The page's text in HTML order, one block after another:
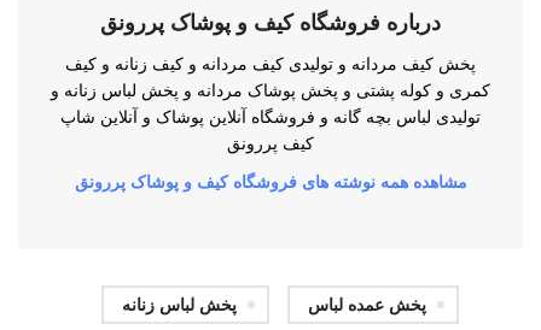
درباره فروشگاه کیف و پوشاک پررونق
پخش کیف مردانه و تولیدی کیف مردانه و کیف زنانه و کیف
کمری و کوله پشتی و پخش پوشاک مردانه و پخش لباس زنانه و
تولیدی لباس بچه گانه و فروشگاه آنلاین پوشاک و آنلاین شاپ
کیف پررونق
مشاهده همه نوشته های فروشگاه کیف و پوشاک پررونق
پخش عمده لباس پخش لباس زنانه